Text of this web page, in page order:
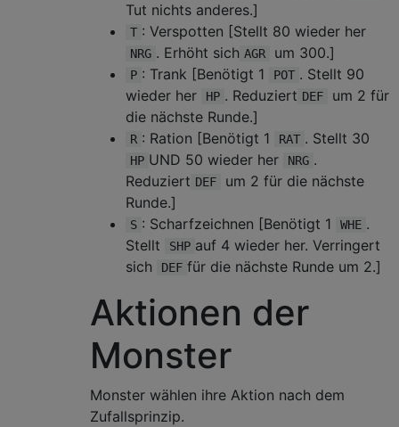
Tut nichts anderes.]
T : Verspotten [Stellt 80 wieder her
NRG . Erhöht sich AGR um 300.]
P : Trank [Benötigt 1 POT . Stellt 90
wieder her
HP . Reduziert DEF
um 2 für
die nächste Runde.]
R : Ration [Benötigt 1 RAT . Stellt 30
HP UND 50 wieder her NRG .
Reduziert DEF
um 2 für die nächste
Runde.]
S : Scharfzeichnen [Benötigt 1 WHE .
Stellt
SHP auf 4 wieder her. Verringert
sich
DEF für die nächste Runde um 2.]
Aktionen der
Monster
Monster wählen ihre Aktion nach dem
Zufallsprinzip.